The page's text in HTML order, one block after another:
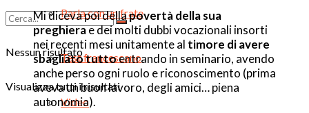
Nessun risultato
Visualizza tutti i risultati
Parla con un frate
Test francescano
Video
Mi diceva poi dellapovertà della sua
preghierae dei molti dubbi vocazionali insorti
nei recenti mesi unitamente al timore di avere
sbagliato tuttoentrando in seminario, avendo
anche perso ogni ruolo e riconoscimento (prima
aveva un buon lavoro, degli amici… piena
autonomia).